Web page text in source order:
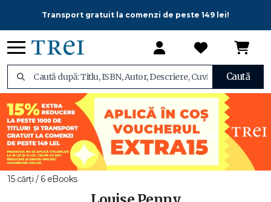
Transport gratuit la comenzi de peste 149 lei!
Caută
15 cărți / 6 eBooks